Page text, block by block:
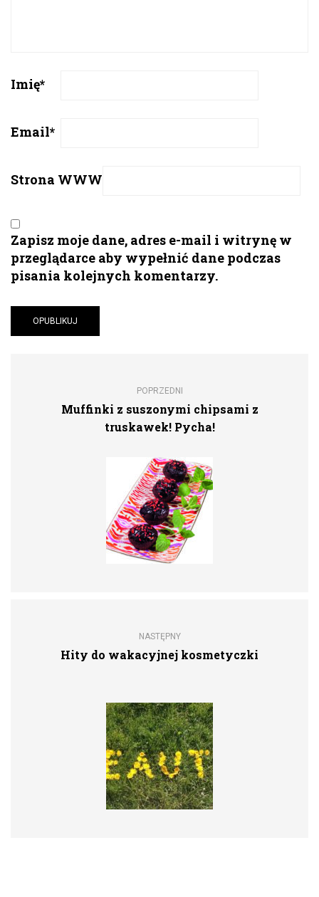
Imię*
Email*
Strona WWW
Zapisz moje dane, adres e-mail i witrynę w
przeglądarce aby wypełnić dane podczas
pisania kolejnych komentarzy.
POPRZEDNI
Muffinki z suszonymi chipsami z
truskawek! Pycha!
NASTĘPNY
Hity do wakacyjnej kosmetyczki